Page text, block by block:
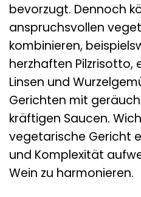
bevorzugt. Dennoch
anspruchsvollen
kombinieren,
herzhaften Pilzrisotto,
Linsen und
Gerichten mit
kräftigen Saucen.
vegetarische Gericht
und Komplexität
Wein zu harmonieren.